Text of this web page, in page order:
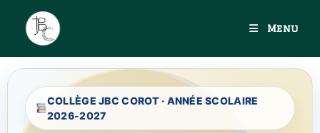
Menu
COLLÈGE JBC COROT · ANNÉE SCOLAIRE
2026-2027